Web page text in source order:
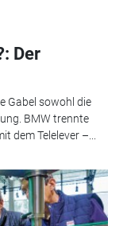
Der
Gabel sowohl die
BMW trennte
dem Telelever –...